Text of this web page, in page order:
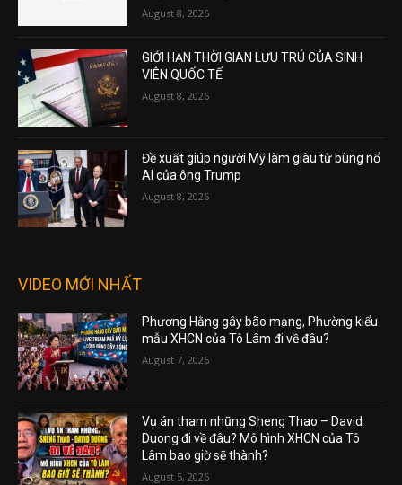
August 8, 2026
GIỚI HẠN THỜI GIAN LƯU TRÚ CỦA SINH
VIÊN QUỐC TẾ
August 8, 2026
Đề xuất giúp người Mỹ làm giàu từ bùng nổ
AI của ông Trump
August 8, 2026
VIDEO MỚI NHẤT
Phương Hằng gây bão mạng, Phường kiểu
mẫu XHCN của Tô Lâm đi về đâu?
August 7, 2026
Vụ án tham nhũng Sheng Thao – David
Duong đi về đâu? Mô hình XHCN của Tô
Lâm bao giờ sẽ thành?
August 5, 2026